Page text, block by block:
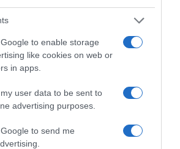
to enable storage
like cookies on web or
in apps.
user data to be sent to
advertising purposes.
to send me